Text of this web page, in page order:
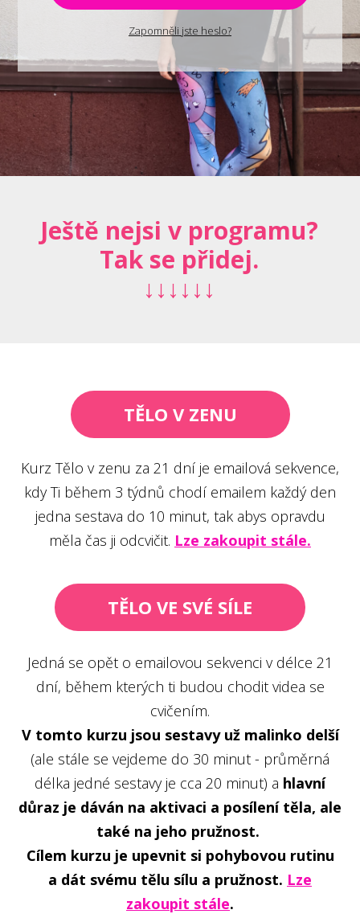
Zapomněli jste heslo?
Ještě nejsi v programu?
Tak se přidej.
↓↓↓↓↓↓
TĚLO V ZENU
Kurz Tělo v zenu za 21 dní je emailová sekvence,
kdy Ti během 3 týdnů chodí emailem každý den
jedna sestava do 10 minut, tak abys opravdu
měla čas ji odcvičit. Lze zakoupit stále.
TĚLO VE SVÉ SÍLE
Jedná se opět o emailovou sekvenci v délce 21
dní, během kterých ti budou chodit videa se
cvičením.
V tomto kurzu jsou sestavy už malinko delší
(ale stále se vejdeme do 30 minut - průměrná
délka jedné sestavy je cca 20 minut) a hlavní
důraz je dáván na aktivaci a posílení těla, ale
také na jeho pružnost.
Cílem kurzu je upevnit si pohybovou rutinu
a dát svému tělu sílu a pružnost. Lze
zakoupit stále.